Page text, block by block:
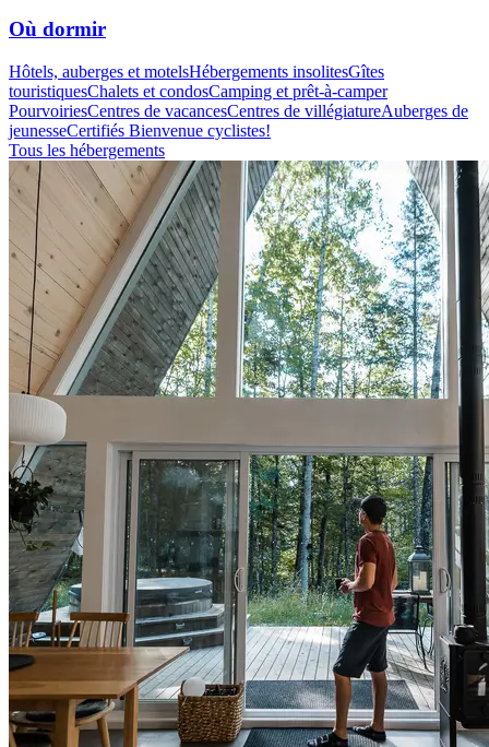
Où dormir
Hôtels, auberges et motelsHébergements insolitesGîtes
touristiquesChalets et condosCamping et prêt-à-camper
PourvoiriesCentres de vacancesCentres de villégiatureAuberges de
jeunesseCertifiés Bienvenue cyclistes!
Tous les hébergements